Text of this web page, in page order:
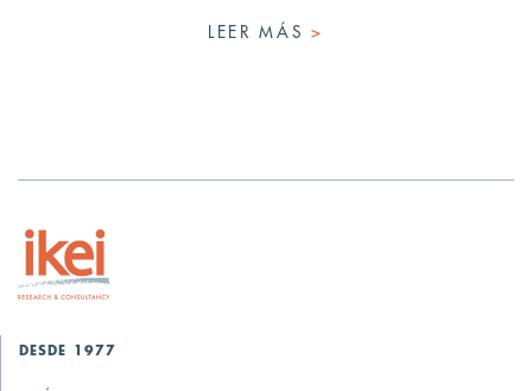
LEER MÁS>
DESDE 1977